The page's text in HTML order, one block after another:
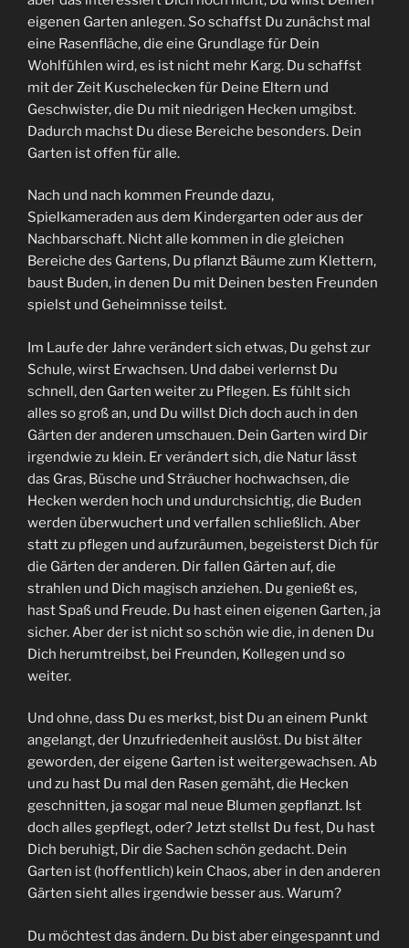
eigenen Garten anlegen. So schaffst Du zunächst mal
eine Rasenfläche, die eine Grundlage für Dein
Wohlfühlen wird, es ist nicht mehr Karg. Du schaffst
mit der Zeit Kuschelecken für Deine Eltern und
Geschwister, die Du mit niedrigen Hecken umgibst.
Dadurch machst Du diese Bereiche besonders. Dein
Garten ist offen für alle.
Nach und nach kommen Freunde dazu,
Spielkameraden aus dem Kindergarten oder aus der
Nachbarschaft. Nicht alle kommen in die gleichen
Bereiche des Gartens, Du pflanzt Bäume zum Klettern,
baust Buden, in denen Du mit Deinen besten Freunden
spielst und Geheimnisse teilst.
Im Laufe der Jahre verändert sich etwas, Du gehst zur
Schule, wirst Erwachsen. Und dabei verlernst Du
schnell, den Garten weiter zu Pflegen. Es fühlt sich
alles so groß an, und Du willst Dich doch auch in den
Gärten der anderen umschauen. Dein Garten wird Dir
irgendwie zu klein. Er verändert sich, die Natur lässt
das Gras, Büsche und Sträucher hochwachsen, die
Hecken werden hoch und undurchsichtig, die Buden
werden überwuchert und verfallen schließlich. Aber
statt zu pflegen und aufzuräumen, begeisterst Dich für
die Gärten der anderen. Dir fallen Gärten auf, die
strahlen und Dich magisch anziehen. Du genießt es,
hast Spaß und Freude. Du hast einen eigenen Garten, ja
sicher. Aber der ist nicht so schön wie die, in denen Du
Dich herumtreibst, bei Freunden, Kollegen und so
weiter.
Und ohne, dass Du es merkst, bist Du an einem Punkt
angelangt, der Unzufriedenheit auslöst. Du bist älter
geworden, der eigene Garten ist weitergewachsen. Ab
und zu hast Du mal den Rasen gemäht, die Hecken
geschnitten, ja sogar mal neue Blumen gepflanzt. Ist
doch alles gepflegt, oder? Jetzt stellst Du fest, Du hast
Dich beruhigt, Dir die Sachen schön gedacht. Dein
Garten ist (hoffentlich) kein Chaos, aber in den anderen
Gärten sieht alles irgendwie besser aus. Warum?
Du möchtest das ändern. Du bist aber eingespannt und